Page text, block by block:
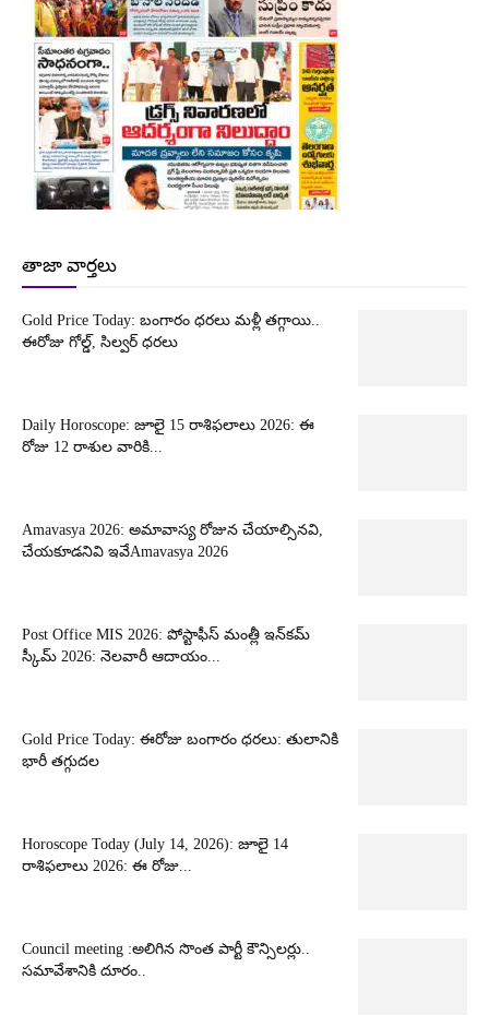
తాజా వార్తలు
Gold Price Today: బంగారం ధరలు మళ్లీ తగ్గాయి..
ఈరోజు గోల్డ్, సిల్వర్ ధరలు
Daily Horoscope: జూలై 15 రాశిఫలాలు 2026: ఈ
రోజు 12 రాశుల వారికి...
Amavasya 2026: అమావాస్య రోజున చేయాల్సినవి,
చేయకూడనివి ఇవేAmavasya 2026
Post Office MIS 2026: పోస్టాఫీస్ మంత్లీ ఇన్‌కమ్
స్కీమ్ 2026: నెలవారీ ఆదాయం...
Gold Price Today: ఈరోజు బంగారం ధరలు: తులానికి
భారీ తగ్గుదల
Horoscope Today (July 14, 2026): జూలై 14
రాశిఫలాలు 2026: ఈ రోజు...
Council meeting :అలిగిన సొంత పార్టీ కౌన్సిలర్లు..
సమావేశానికి దూరం..